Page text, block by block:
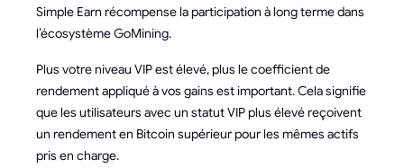
Simple Earn récompense la participation à long terme dans
l’écosystème GoMining.
Plus votre niveau VIP est élevé, plus le coefficient de
rendement appliqué à vos gains est important. Cela signifie
que les utilisateurs avec un statut VIP plus élevé reçoivent
un rendement en Bitcoin supérieur pour les mêmes actifs
pris en charge.